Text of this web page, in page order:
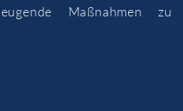
Maßnahmen zu